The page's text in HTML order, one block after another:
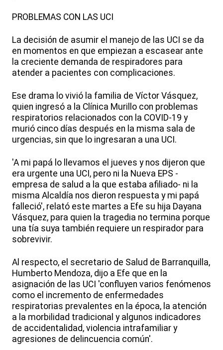
PROBLEMAS CON LAS UCI
La decisión de asumir el manejo de las UCI se da
en momentos en que empiezan a escasear ante
la creciente demanda de respiradores para
atender a pacientes con complicaciones.
Ese drama lo vivió la familia de Víctor Vásquez,
quien ingresó a la Clínica Murillo con problemas
respiratorios relacionados con la COVID-19 y
murió cinco días después en la misma sala de
urgencias, sin que lo ingresaran a una UCI.
'A mi papá lo llevamos el jueves y nos dijeron que
era urgente una UCI, pero ni la Nueva EPS -
empresa de salud a la que estaba afiliado- ni la
misma Alcaldía nos dieron respuesta y mi papá
falleció', relató este martes a Efe su hija Dayana
Vásquez, para quien la tragedia no termina porque
una tía suya también requiere un respirador para
sobrevivir.
Al respecto, el secretario de Salud de Barranquilla,
Humberto Mendoza, dijo a Efe que en la
asignación de las UCI 'confluyen varios fenómenos
como el incremento de enfermedades
respiratorias prevalentes en la época, la atención
a la morbilidad tradicional y algunos indicadores
de accidentalidad, violencia intrafamiliar y
agresiones de delincuencia común'.